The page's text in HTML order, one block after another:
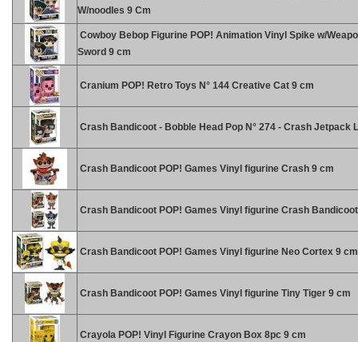
W/noodles 9 Cm
Cowboy Bebop Figurine POP! Animation Vinyl Spike w/
Sword 9 cm
Cranium POP! Retro Toys N° 144 Creative Cat 9 cm
Crash Bandicoot - Bobble Head Pop N° 274 - Crash Jetpack
Crash Bandicoot POP! Games Vinyl figurine Crash 9 cm
Crash Bandicoot POP! Games Vinyl figurine Crash
Crash Bandicoot POP! Games Vinyl figurine Neo Cortex 9 cm
Crash Bandicoot POP! Games Vinyl figurine Tiny Tiger 9 cm
Crayola POP! Vinyl Figurine Crayon Box 8pc 9 cm